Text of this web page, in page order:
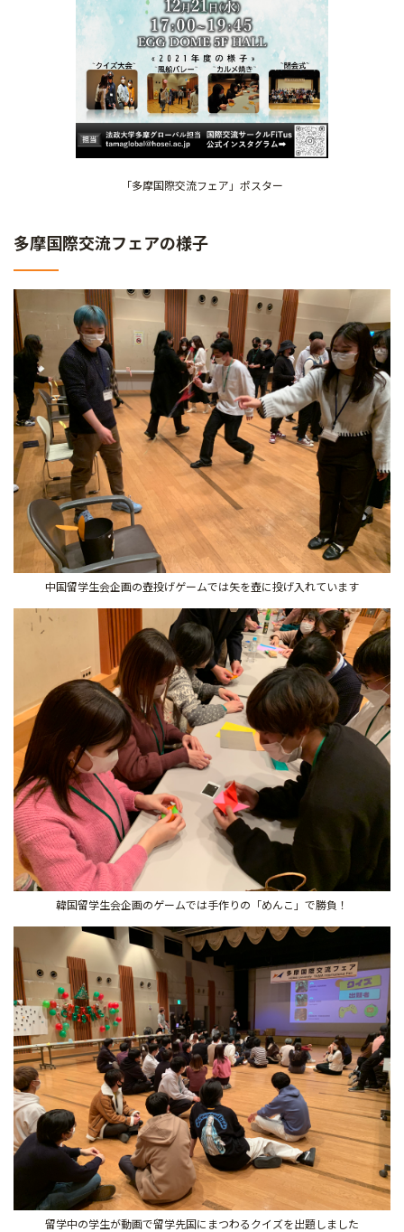
「多摩国際交流フェア」ポスター
多摩国際交流フェアの様子
中国留学生会企画の壺投げゲームでは矢を壺に投げ入れています
韓国留学生会企画のゲームでは手作りの「めんこ」で勝負！
留学中の学生が動画で留学先国にまつわるクイズを出題しました